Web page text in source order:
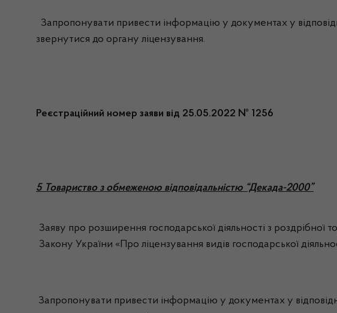
Запропонувати привести інформацію у документах у
звернутися до органу ліцензування.
Реєстраційний номер заяви від 25.05.2022 № 1256
5 Товариство з обмеженою відповідальністю “Декада-2000”
Заяву про розширення господарської діяльності з роздрібної
Закону України «Про ліцензування видів господарської
Запропонувати привести інформацію у документах у